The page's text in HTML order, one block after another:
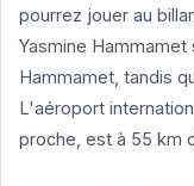
pourrez jouer au
Yasmine Hammamet
Hammamet, tandis
L'aéroport
proche, est à 55 km